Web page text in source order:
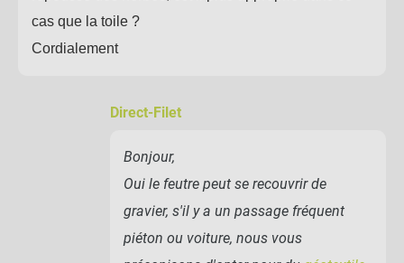
cas que la toile ?
Cordialement
Direct-Filet
Bonjour,
Oui le feutre peut se recouvrir de
gravier, s'il y a un passage fréquent
piéton ou voiture, nous vous